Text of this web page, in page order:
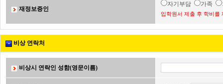
재정보증인
자기부담 가족
입학원서 제출 후 학비를
비상 연락처
비상시 연락인 성함(영문이름)